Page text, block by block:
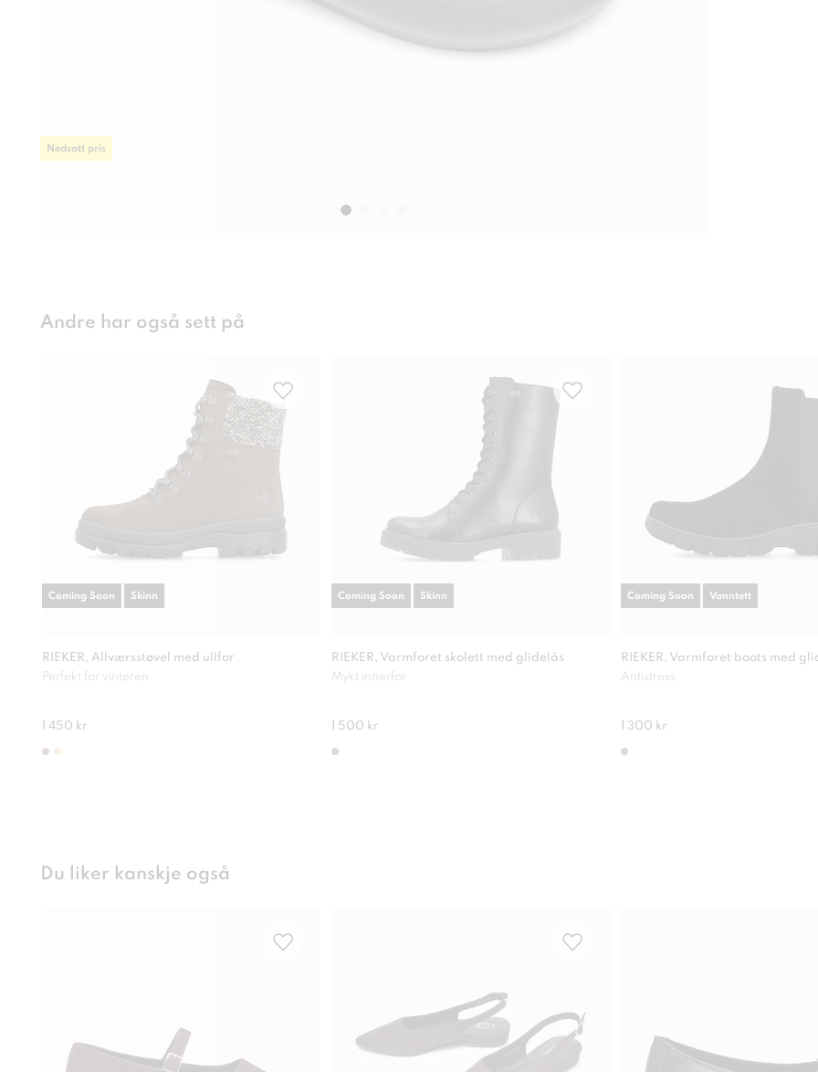
Nedsatt pris
Andre har også sett på
RIEKER, Allværsstøvel med ullfor
Perfekt for vinteren
1 450 kr
Coming Soon Skinn
RIEKER, Varmforet skolett med glidelås
Mykt innerfor
1 500 kr
Coming Soon Skinn
RIEKER, Varmforet boots med
Antistress
1 300 kr
Coming Soon Vanntett
Du liker kanskje også